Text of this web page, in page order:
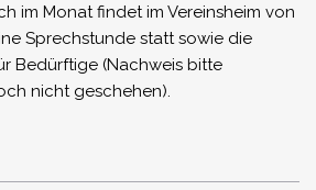
im Monat findet im Vereinsheim von
Sprechstunde statt sowie die
Bedürftige (Nachweis bitte
nicht geschehen).